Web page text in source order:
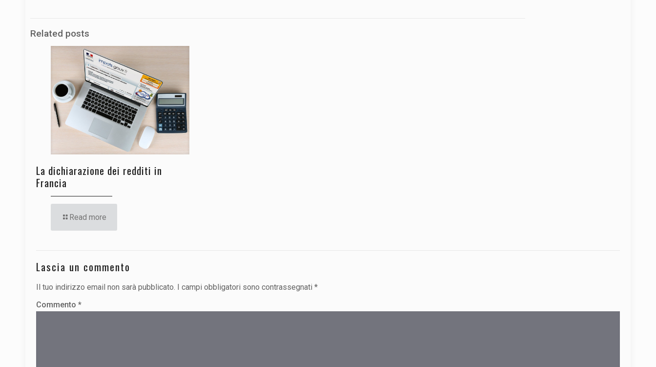
Related posts
La dichiarazione dei redditi in
Francia
Read more
Lascia un commento
Il tuo indirizzo email non sarà pubblicato. I campi obbligatori sono contrassegnati *
Commento *